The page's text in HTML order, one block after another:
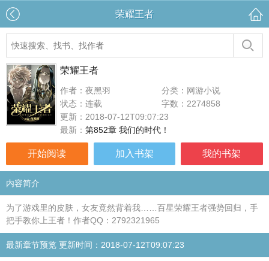
荣耀王者
荣耀王者
作者：夜黑羽
分类：网游小说
状态：连载
字数：2274858
更新：2018-07-12T09:07:23
最新： 第852章 我们的时代！
开始阅读 加入书架 我的书架
内容简介
为了游戏里的皮肤，女友竟然背着我……百星荣耀王者强势回归，手
把手教你上王者！作者QQ：2792321965
最新章节预览 更新时间：2018-07-12T09:07:23